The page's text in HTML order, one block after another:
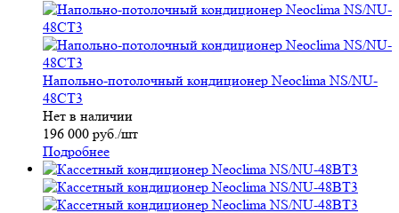
Напольно-потолочный кондиционер Neoclima NS/NU-
48CT3
Нет в наличии
196 000 руб./шт
Подробнее